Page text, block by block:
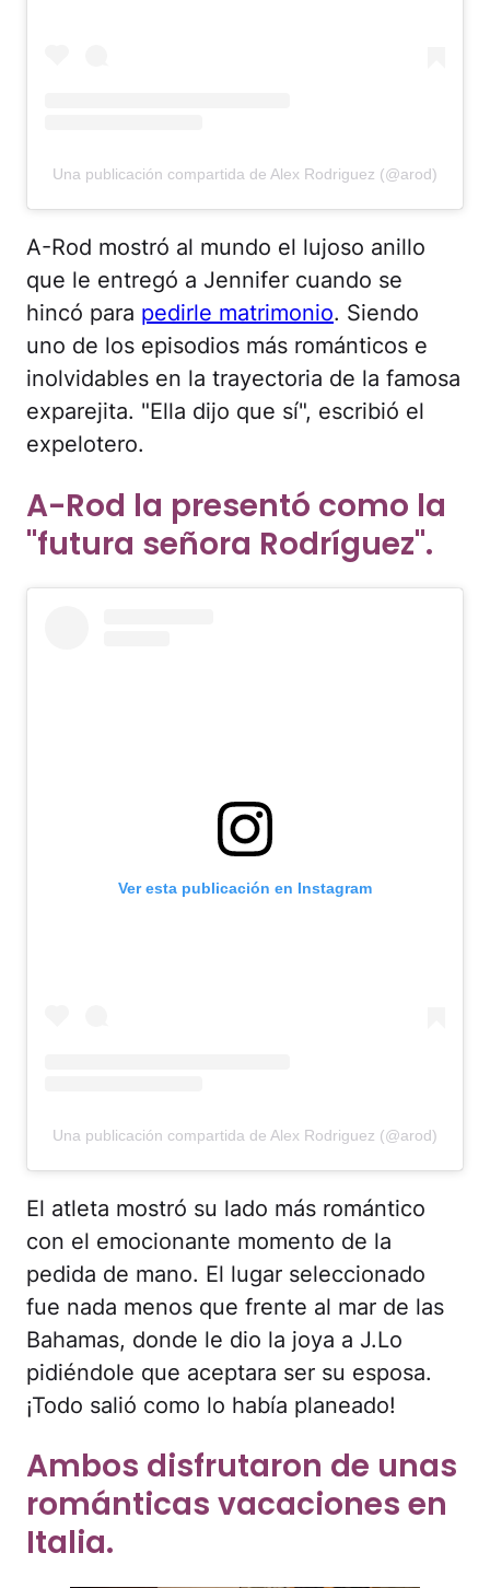
Una publicación compartida de Alex Rodriguez (@arod)
A-Rod mostró al mundo el lujoso anillo
que le entregó a Jennifer cuando se
hincó para pedirle matrimonio. Siendo
uno de los episodios más románticos e
inolvidables en la trayectoria de la famosa
exparejita. "Ella dijo que sí", escribió el
expelotero.
A-Rod la presentó como la
"futura señora Rodríguez".
Ver esta publicación en Instagram
Una publicación compartida de Alex Rodriguez (@arod)
El atleta mostró su lado más romántico
con el emocionante momento de la
pedida de mano. El lugar seleccionado
fue nada menos que frente al mar de las
Bahamas, donde le dio la joya a J.Lo
pidiéndole que aceptara ser su esposa.
¡Todo salió como lo había planeado!
Ambos disfrutaron de unas
románticas vacaciones en
Italia.